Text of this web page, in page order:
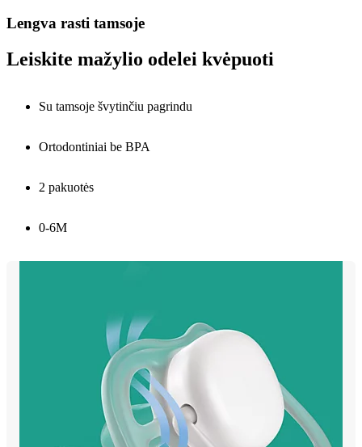
Lengva rasti tamsoje
Leiskite mažylio odelei kvėpuoti
Su tamsoje švytinčiu pagrindu
Ortodontiniai be BPA
2 pakuotės
0-6M